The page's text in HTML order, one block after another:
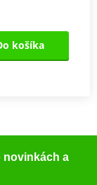
košíka
novinkách a